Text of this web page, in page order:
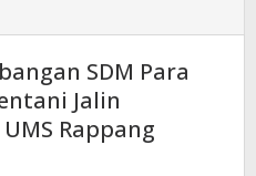
SDM Para
Jalin
Rappang